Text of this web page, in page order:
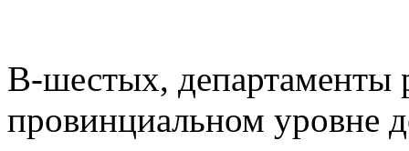
В-шестых, департаменты
провинциальном уровне